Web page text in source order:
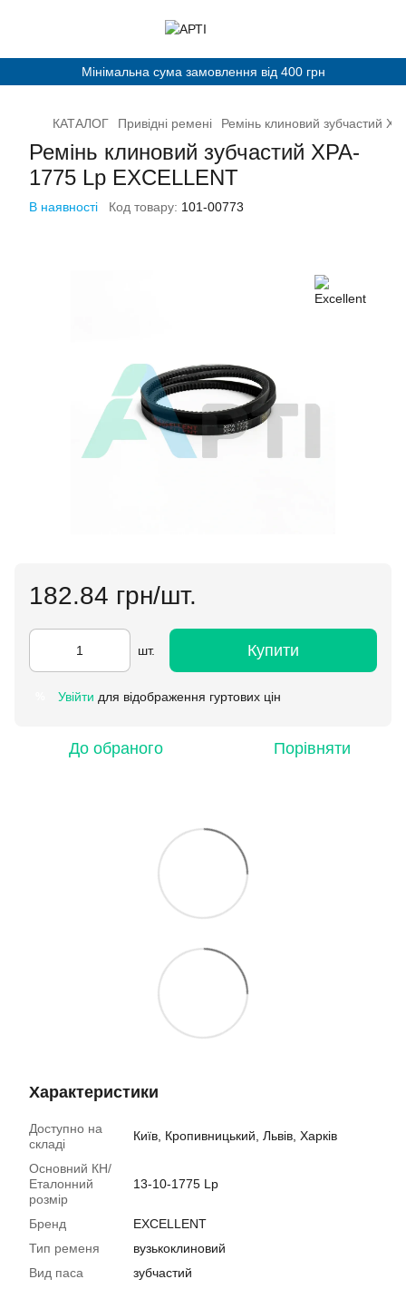
Мінімальна сума замовлення від 400 грн
КАТАЛОГ Привідні ремені Ремінь клиновий зубчастий
Ремінь клиновий зубчастий XPA-
1775 Lp EXCELLENT
В наявності Код товару: 101-00773
182.84 грн/шт.
шт. Купити
Увійти для відображення гуртових цін
До обраного Порівняти
Характеристики
Доступно на
складі
Київ, Кропивницький, Львів, Харків
Основний КН/
Еталонний
розмір
13-10-1775 Lp
Бренд
EXCELLENT
Тип ременя
вузькоклиновий
Вид паса
зубчастий